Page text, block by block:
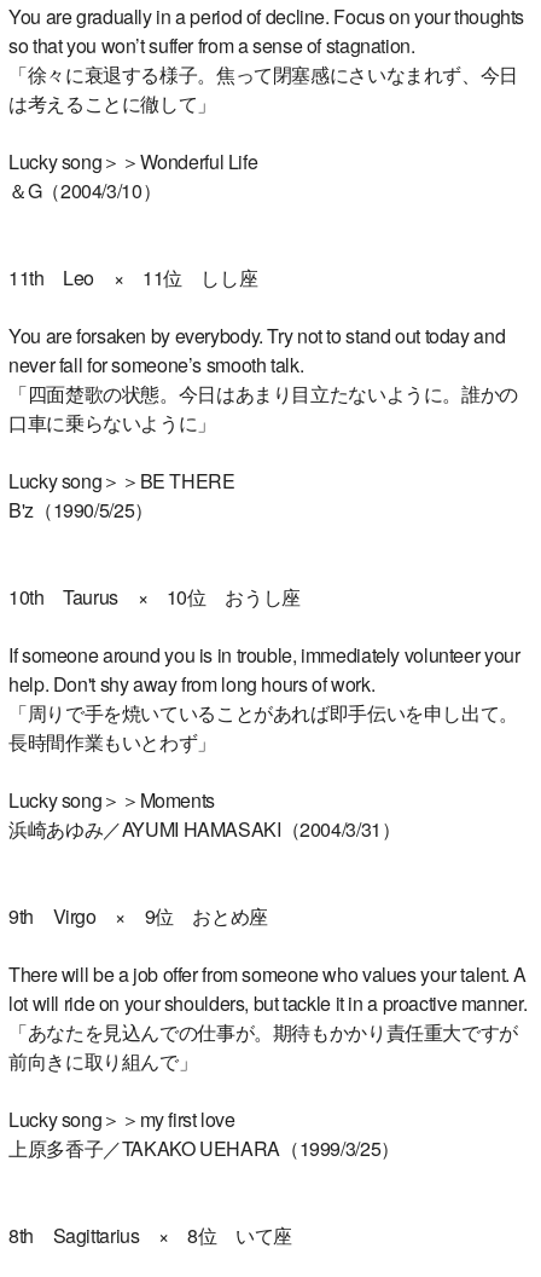
You are gradually in a period of decline. Focus on your thoughts
so that you won’t suffer from a sense of stagnation.
「徐々に衰退する様子。焦って閉塞感にさいなまれず、今日
は考えることに徹して」
Lucky song＞＞Wonderful Life
＆G（2004/3/10）
11th Leo × 11位 しし座
You are forsaken by everybody. Try not to stand out today and
never fall for someone’s smooth talk.
「四面楚歌の状態。今日はあまり目立たないように。誰かの
口車に乗らないように」
Lucky song＞＞BE THERE
B'z（1990/5/25）
10th Taurus × 10位 おうし座
If someone around you is in trouble, immediately volunteer your
help. Don't shy away from long hours of work.
「周りで手を焼いていることがあれば即手伝いを申し出て。
長時間作業もいとわず」
Lucky song＞＞Moments
浜崎あゆみ／AYUMI HAMASAKI（2004/3/31）
9th Virgo × 9位 おとめ座
There will be a job offer from someone who values your talent. A
lot will ride on your shoulders, but tackle it in a proactive manner.
「あなたを見込んでの仕事が。期待もかかり責任重大ですが
前向きに取り組んで」
Lucky song＞＞my first love
上原多香子／TAKAKO UEHARA（1999/3/25）
8th Sagittarius × 8位 いて座